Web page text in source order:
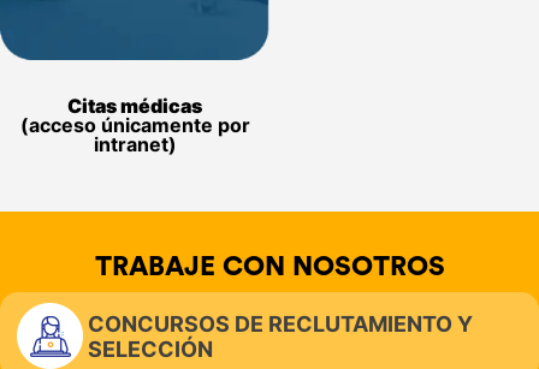
Citas médicas
(acceso únicamente por
intranet)
TRABAJE CON NOSOTROS
CONCURSOS DE RECLUTAMIENTO Y
SELECCIÓN